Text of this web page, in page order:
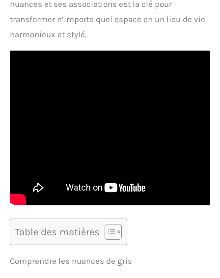
nuances et ses associations est la clé pour
transformer n’importe quel espace en un lieu de vie
harmonieux et stylé.
Table des matières
Comprendre les nuances de gris